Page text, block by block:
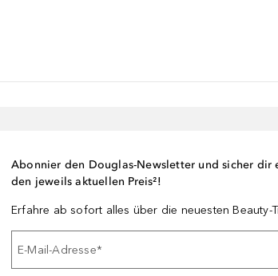
Abonnier den Douglas-Newsletter und sicher dir
den jeweils aktuellen Preis²!
Erfahre ab sofort alles über die neuesten Beauty-
E-Mail-Adresse*